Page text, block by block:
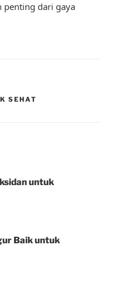
penting dari gaya
SEHAT
untuk
Baik untuk